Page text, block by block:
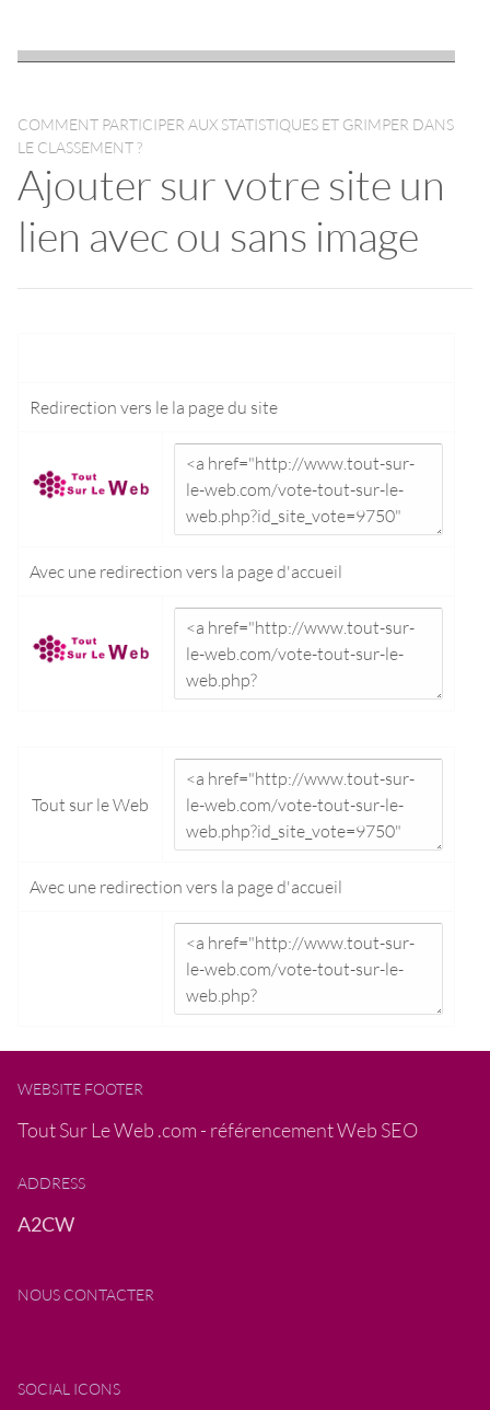
COMMENT PARTICIPER AUX STATISTIQUES ET GRIMPER DANS
LE CLASSEMENT ?
Ajouter sur votre site un
lien avec ou sans image
Redirection vers le la page du site
Avec une redirection vers la page d'accueil
Tout sur le Web
Avec une redirection vers la page d'accueil
WEBSITE FOOTER
Tout Sur Le Web .com - référencement Web SEO
ADDRESS
A2CW
NOUS CONTACTER
SOCIAL ICONS